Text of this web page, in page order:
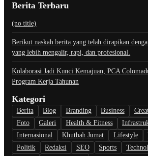
Berita Terbaru
(no title)
Berikut naskah berita yang telah dirapikan
yang lebih mengalir, rapi, dan profesional.
Kolaborasi Jadi Kunci Kemajuan, PCA
Program Kerja Tahunan
Kategori
Berita Blog Branding Business
Foto
Galeri Health & Fitness
Internasional
Khutbah Jumat Lifestyle
Politik
Redaksi SEO Sports